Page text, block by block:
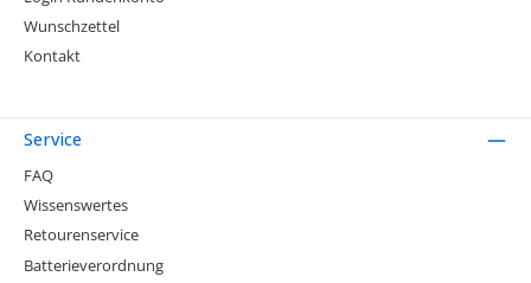
Wunschzettel
Kontakt
Service
FAQ
Wissenswertes
Retourenservice
Batterieverordnung